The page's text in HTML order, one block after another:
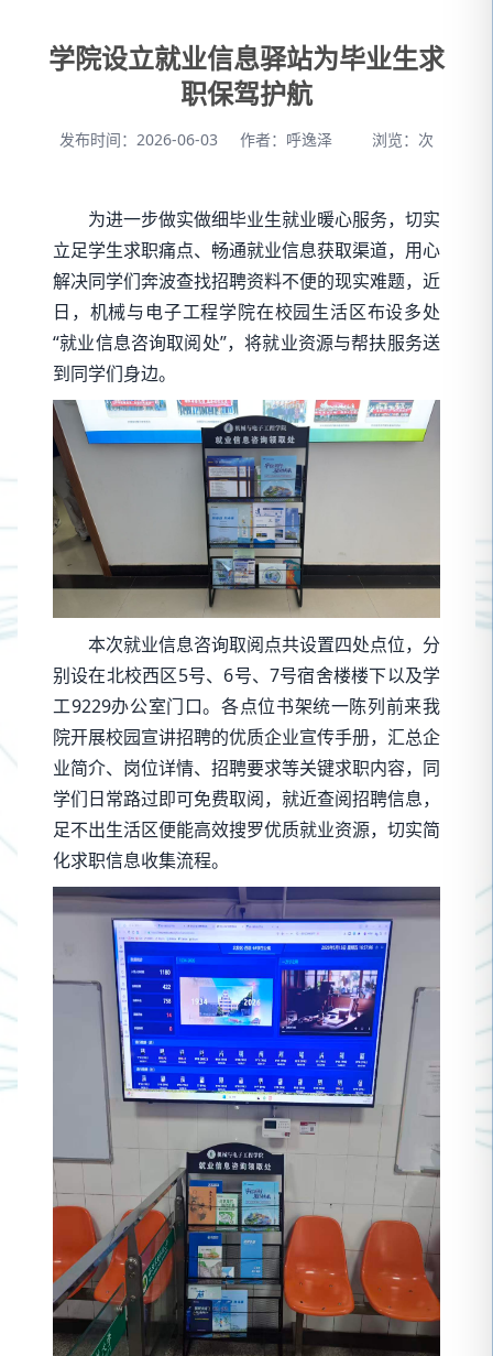
学院设立就业信息驿站为毕业生求
职保驾护航
发布时间：2026-06-03 作者：呼逸泽 浏览： 次
为进一步做实做细毕业生就业暖心服务，切实
立足学生求职痛点、畅通就业信息获取渠道，用心
解决同学们奔波查找招聘资料不便的现实难题，近
日，机械与电子工程学院在校园生活区布设多处
“就业信息咨询取阅处”，将就业资源与帮扶服务送
到同学们身边。
本次就业信息咨询取阅点共设置四处点位，分
别设在北校西区5号、6号、7号宿舍楼楼下以及学
工9229办公室门口。各点位书架统一陈列前来我
院开展校园宣讲招聘的优质企业宣传手册，汇总企
业简介、岗位详情、招聘要求等关键求职内容，同
学们日常路过即可免费取阅，就近查阅招聘信息，
足不出生活区便能高效搜罗优质就业资源，切实简
化求职信息收集流程。